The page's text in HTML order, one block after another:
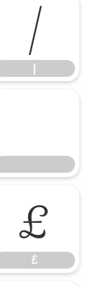
|
£
£